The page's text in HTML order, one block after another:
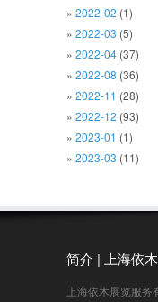
2022-02 (1)
2022-03 (5)
2022-04 (37)
2022-08 (36)
2022-11 (28)
2022-12 (93)
2023-01 (1)
2023-03 (11)
简介 | 上海依
上海依木展览服